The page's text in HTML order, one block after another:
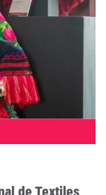
de Textiles,